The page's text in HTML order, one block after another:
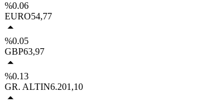
%0.06
EURO54,77
%0.05
GBP63,97
%0.13
GR. ALTIN6.201,10